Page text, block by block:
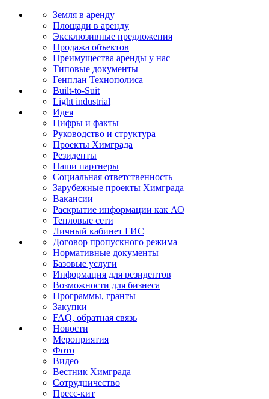
Земля в аренду
Площади в аренду
Эксклюзивные предложения
Продажа объектов
Преимущества аренды у нас
Типовые документы
Генплан Технополиса
Built-to-Suit
Light industrial
Идея
Цифры и факты
Руководство и структура
Проекты Химграда
Резиденты
Наши партнеры
Социальная ответственность
Зарубежные проекты Химграда
Вакансии
Раскрытие информации как АО
Тепловые сети
Личный кабинет ГИС
Договор пропускного режима
Нормативные документы
Базовые услуги
Информация для резидентов
Возможности для бизнеса
Программы, гранты
Закупки
FAQ, обратная связь
Новости
Мероприятия
Фото
Видео
Вестник Химграда
Сотрудничество
Пресс-кит